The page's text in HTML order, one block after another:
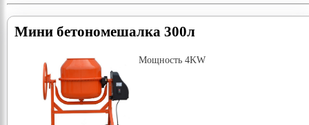
Мини бетономешалка 300л
Мощность 4KW